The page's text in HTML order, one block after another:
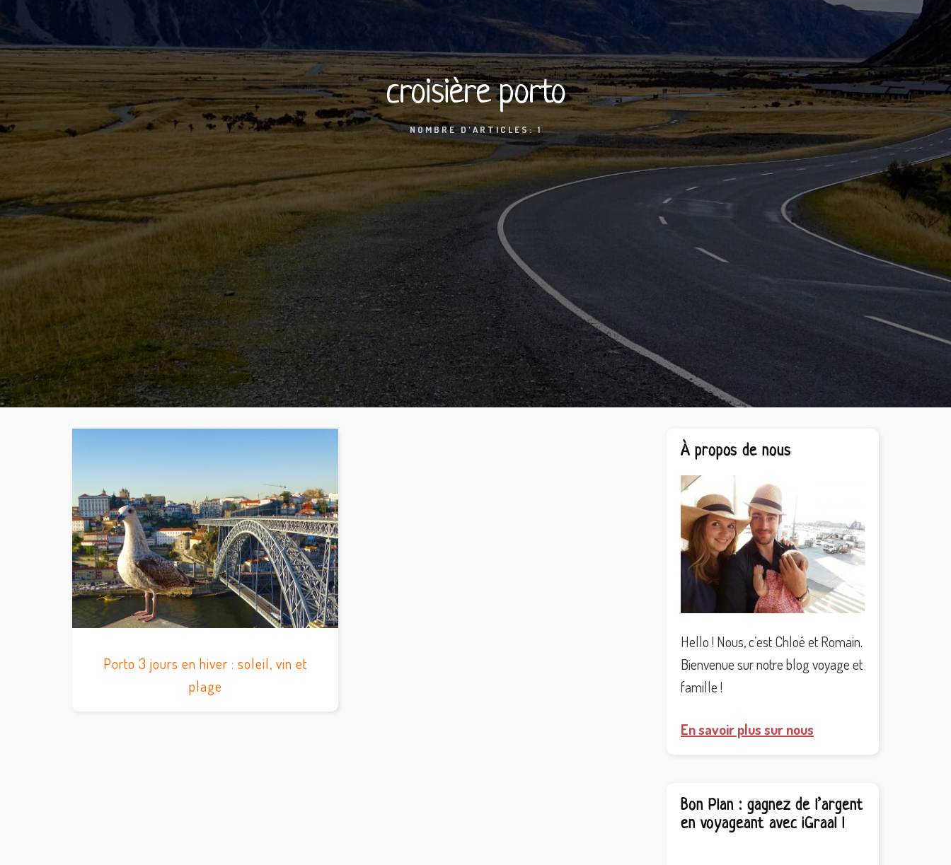
croisière porto
NOMBRE D'ARTICLES: 1
Porto 3 jours en hiver : soleil, vin et
plage
Barre
latérale
principale
À propos de nous
Hello ! Nous, c’est Chloé et Romain.
Bienvenue sur notre blog voyage et
famille !
En savoir plus sur nous
Bon Plan : gagnez de l’argent
en voyageant avec iGraal !